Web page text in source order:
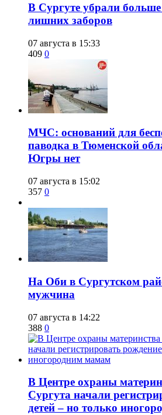
​В Сургуте убрали
лишних заборов
07 августа в 15:33
409 0
​МЧС: оснований для
паводка в Тюменской
Югры нет
07 августа в 15:02
357 0
​На Оби в Сургутском
мужчина
07 августа в 14:22
388 0
​В Центре охраны
Сургута начали
детей – но только